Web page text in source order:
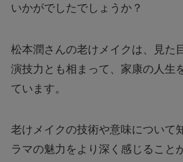
いかがでしたでしょうか？
松本潤さんの老けメイクは、見た
演技力とも相まって、家康の人生
ています。
老けメイクの技術や意味について
ラマの魅力をより深く感じること